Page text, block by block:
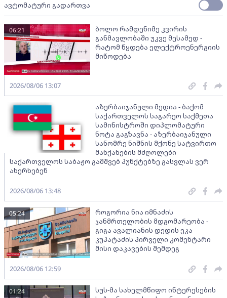
ავტომატური გადართვა
ბოლო რამდენიმე კვირის
განმავლობაში უკვე მესამედ -
რატომ წყდება ელექტროენერგიის
მიწოდება
06:21
2026/08/06 13:07
აზერბაიჯანული მედია - ბაქომ
საქართველოს საგარეო საქმეთა
სამინისტროში დიპლომატური
ნოტა გაგზავნა - აზერბაიჯანული
სანომრე ნიშნის მქონე სატვირთო
მანქანების მძღოლები
საქართველოს საბაჟო გამშვებ პუნქტებზე გასვლას ვერ
ახერხებენ
2026/08/06 13:48
როგორია ნია იმნაძის
ჯანმრთელობის მდგომარეობა -
გიგა ავალიანის დედის ეკა
კუპატაძის პირველი კომენტარი
მისი დაკავების შემდეგ
05:24
2026/08/06 12:59
სუს-მა სახელმწიფო ინტერესების
01:24